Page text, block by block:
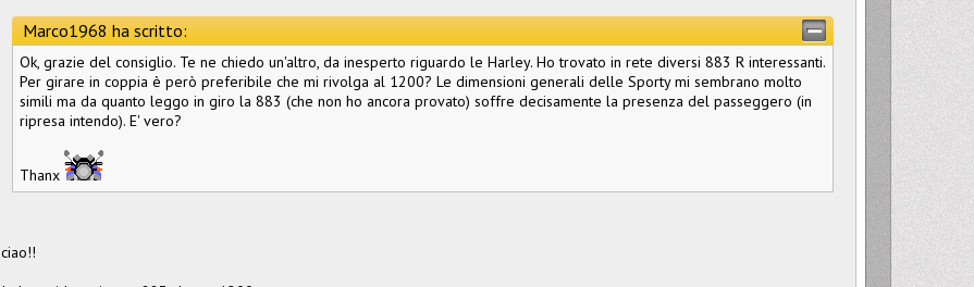
Marco1968 ha scritto:
Ok, grazie del consiglio. Te ne chiedo un'altro, da inesperto riguardo le Harley. Ho trovato in rete diversi 883 R interessanti.
Per girare in coppia è però preferibile che mi rivolga al 1200? Le dimensioni generali delle Sporty mi sembrano molto
simili ma da quanto leggo in giro la 883 (che non ho ancora provato) soffre decisamente la presenza del passeggero (in
ripresa intendo). E' vero?
Thanx
ciao!!